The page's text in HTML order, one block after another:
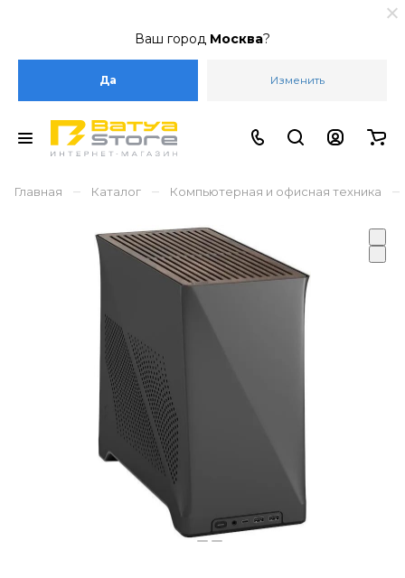
Ваш город Москва?
Да Изменить
Главная – Каталог – Компьютерная и офисная техника –